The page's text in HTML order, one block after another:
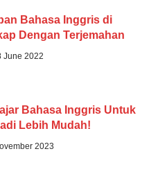
Bahasa Inggris di
Dengan Terjemahan
June 2022
Bahasa Inggris Untuk
Lebih Mudah!
2023